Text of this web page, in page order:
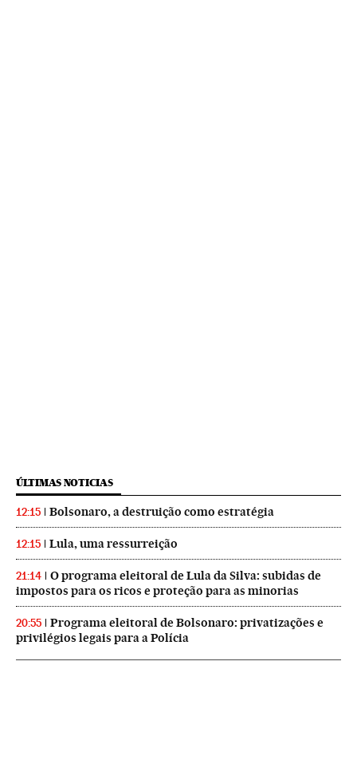
ÚLTIMAS NOTICIAS
12:15 Bolsonaro, a destruição como estratégia
12:15 Lula, uma ressurreição
21:14
O programa eleitoral de Lula da Silva: subidas de
impostos para os ricos e proteção para as minorias
20:55
Programa eleitoral de Bolsonaro: privatizações e
privilégios legais para a Polícia